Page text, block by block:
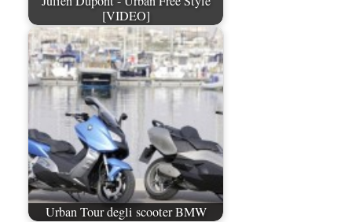
[VIDEO]
Urban Tour degli scooter BMW